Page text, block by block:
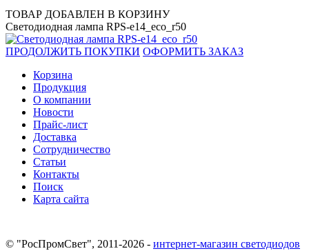
ТОВАР ДОБАВЛЕН В КОРЗИНУ
Светодиодная лампа RPS-e14_eco_r50
ПРОДОЛЖИТЬ ПОКУПКИ ОФОРМИТЬ ЗАКАЗ
Корзина
Продукция
О компании
Новости
Прайс-лист
Доставка
Сотрудничество
Статьи
Контакты
Поиск
Карта сайта
© "РосПромСвет", 2011-2026 - интернет-магазин светодиодов